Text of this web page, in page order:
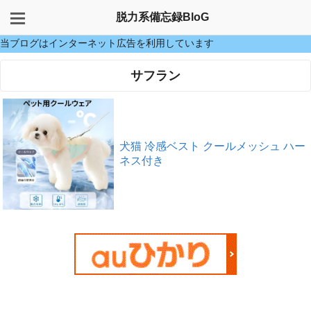
脱力系備忘録BloG
当ブログはインターネット広告を利用しています
サフラン
犬猫 冷感ベスト クールメッシュ ハー
ネス付き